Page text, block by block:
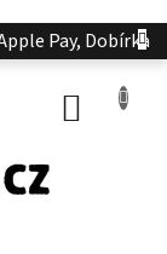
Pay, Dobírka